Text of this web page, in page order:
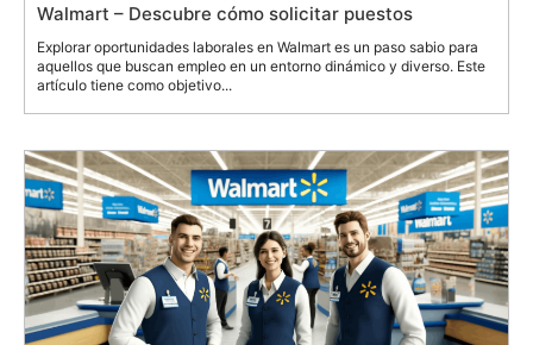
Walmart – Descubre cómo solicitar puestos
Explorar oportunidades laborales en Walmart es un paso sabio para
aquellos que buscan empleo en un entorno dinámico y diverso. Este
artículo tiene como objetivo...